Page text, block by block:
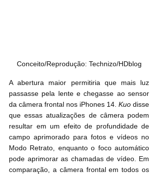
Conceito/Reprodução: Technizo/HDblog
A abertura maior permitiria que mais luz
passasse pela lente e chegasse ao sensor
da câmera frontal nos iPhones 14. Kuo disse
que essas atualizações de câmera podem
resultar em um efeito de profundidade de
campo aprimorado para fotos e vídeos no
Modo Retrato, enquanto o foco automático
pode aprimorar as chamadas de vídeo. Em
comparação, a câmera frontal em todos os